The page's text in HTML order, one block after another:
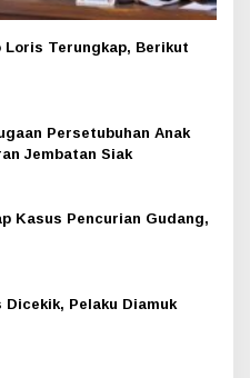
Terungkap, Berikut
Persetubuhan Anak
Jembatan Siak
Kasus Pencurian Gudang,
Pelaku Diamuk